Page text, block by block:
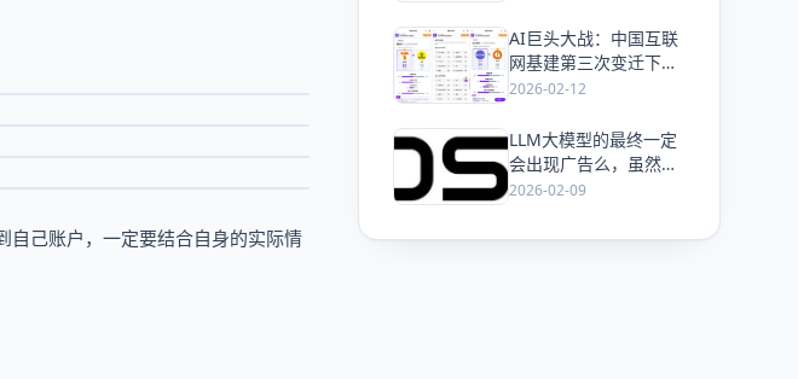
自己账户，一定要结合自身的实际情
爱
AI巨头大战：中国互联
网基建第三次变迁下的
风口与机会！
2026-02-12
爱
LLM大模型的最终一定
会出现广告么，虽然
ChatGPT 已经加了广
么？
2026-02-09